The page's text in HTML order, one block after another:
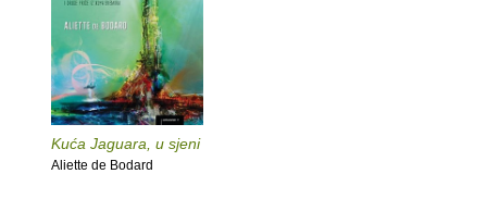
Kuća Jaguara, u sjeni
Aliette de Bodard